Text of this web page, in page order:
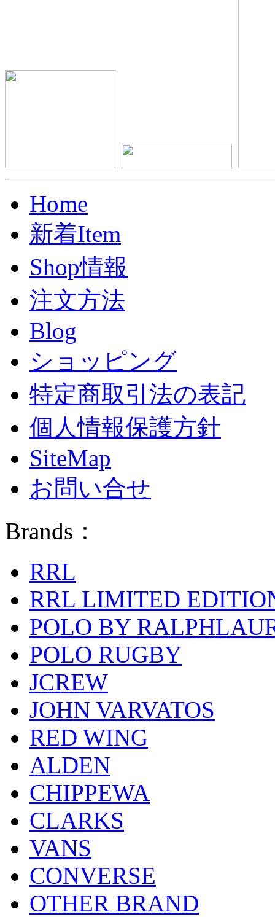
Home
新着Item
Shop情報
注文方法
Blog
ショッピング
特定商取引法の表記
個人情報保護方針
SiteMap
お問い合せ
Brands：
RRL
RRL LIMITED
POLO BY
POLO RUGBY
JCREW
JOHN VARVATOS
RED WING
ALDEN
CHIPPEWA
CLARKS
VANS
CONVERSE
OTHER BRAND